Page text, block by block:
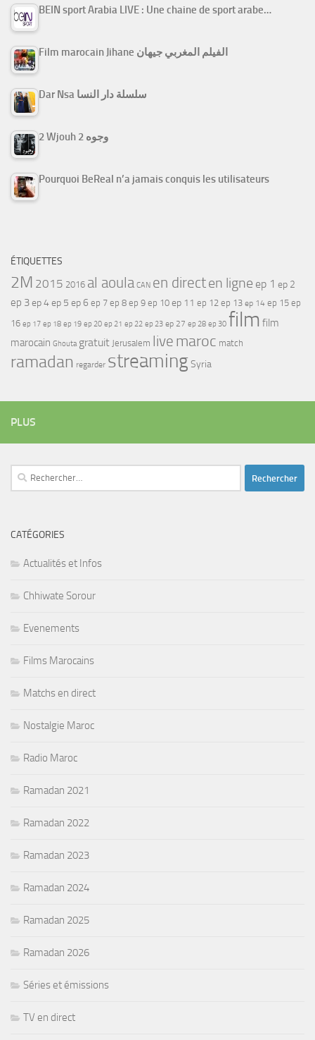
BEIN sport Arabia LIVE : Une chaine de sport arabe…
Film marocain Jihane الفيلم المغربي جيهان
Dar Nsa سلسلة دار النسا
2 Wjouh 2 وجوه
Pourquoi BeReal n’a jamais conquis les utilisateurs
ÉTIQUETTES
2M 2015 2016 al aoula CAN en directen ligne ep 1 ep 2
ep 3ep 4ep 5 ep 6 ep 7 ep 8 ep 9 ep 10 ep 11 ep 12 ep 13 ep 14 ep 15 ep
16 ep 17 ep 18 ep 19 ep 20 ep 21 ep 22 ep 23 ep 27 ep 28 ep 30 film film
marocain Ghouta gratuit Jerusalem live maroc match
ramadan regarder streamingSyria
PLUS
Rechercher :
CATÉGORIES
Actualités et Infos
Chhiwate Sorour
Evenements
Films Marocains
Matchs en direct
Nostalgie Maroc
Radio Maroc
Ramadan 2021
Ramadan 2022
Ramadan 2023
Ramadan 2024
Ramadan 2025
Ramadan 2026
Séries et émissions
TV en direct